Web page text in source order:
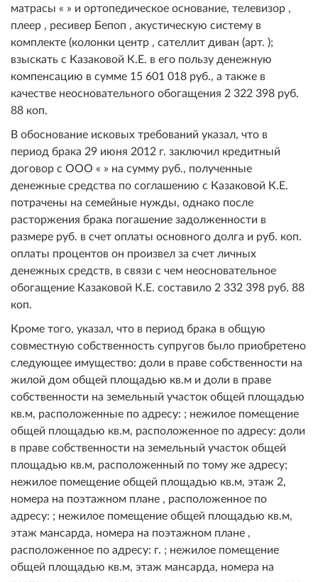
матрасы « » и ортопедическое основание, телевизор ,
плеер , ресивер Бепоп , акустическую систему в
комплекте (колонки центр , сателлит диван (арт. );
взыскать с Казаковой К.Е. в его пользу денежную
компенсацию в сумме 15 601 018 руб., а также в
качестве неосновательного обогащения 2 322 398 руб.
88 коп.
В обоснование исковых требований указал, что в
период брака 29 июня 2012 г. заключил кредитный
договор с ООО « » на сумму руб., полученные
денежные средства по соглашению с Казаковой К.Е.
потрачены на семейные нужды, однако после
расторжения брака погашение задолженности в
размере руб. в счет оплаты основного долга и руб. коп.
оплаты процентов он произвел за счет личных
денежных средств, в связи с чем неосновательное
обогащение Казаковой К.Е. составило 2 332 398 руб. 88
коп.
Кроме того, указал, что в период брака в общую
совместную собственность супругов было приобретено
следующее имущество: доли в праве собственности на
жилой дом общей площадью кв.м и доли в праве
собственности на земельный участок общей площадью
кв.м, расположенные по адресу: ; нежилое помещение
общей площадью кв.м, расположенное по адресу: доли
в праве собственности на земельный участок общей
площадью кв.м, расположенный по тому же адресу;
нежилое помещение общей площадью кв.м, этаж 2,
номера на поэтажном плане , расположенное по
адресу: ; нежилое помещение общей площадью кв.м,
этаж мансарда, номера на поэтажном плане ,
расположенное по адресу: г. ; нежилое помещение
общей площадью кв.м, этаж мансарда, номера на